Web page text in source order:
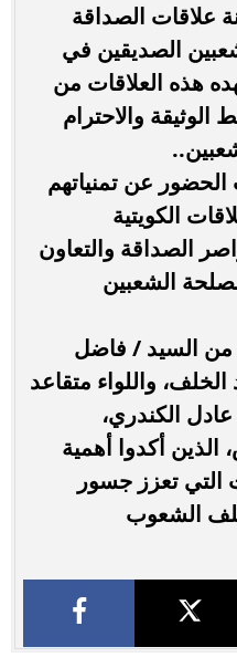
علاقات الصداقة
الصديقين في
هذه العلاقات من
والاحترام
عن تمنياتهم
الكويتية
الصداقة والتعاون
الشعبين
السيد / فاضل
واللواء متقاعد
الكندري،
أكدوا أهمية
التي تعزز جسور
الشعوب